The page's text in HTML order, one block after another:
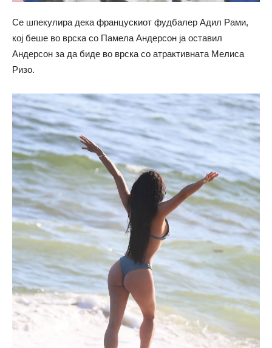
Се шпекулира дека францускиот фудбалер Адил Рами,
кој беше во врска со Памела Андерсон ја оставил
Андерсон за да биде во врска со атрактивната Мелиса
Ризо.